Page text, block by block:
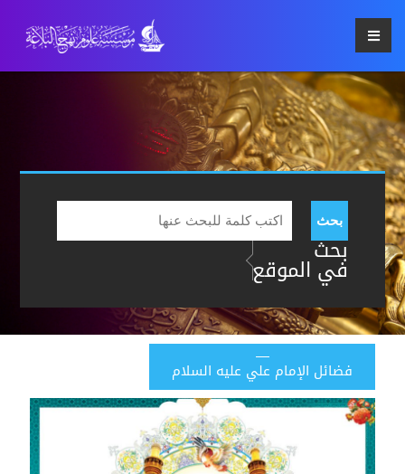
بحث
بحث
في الموقع
فضائل الإمام علي عليه السلام